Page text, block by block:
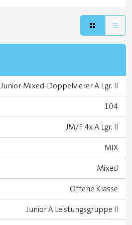
Junior-Mixed-Doppelvierer A Lgr. II
104
JM/F 4x A Lgr. II
MIX
Mixed
Offene Klasse
Junior A Leistungsgruppe II